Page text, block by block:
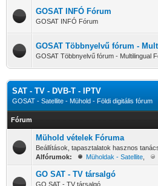
GOSAT INFÓ Fórum
GOSAT INFÓ Fórum
GOSAT Többnyelvű fórum -
GOSAT Többnyelvű fórum - Multilingual
SAT - TV - DVB-T - IPTV
GOSAT - Satellite - Mühold - Földi digitális fórum
Fórum
Mühold vételek Fóruma
Beállítások, tapasztalatok hasznos
Alfórumok:
Müholdak - Satellite
GO SAT - TV társalgó
GO SAT - TV társalgó